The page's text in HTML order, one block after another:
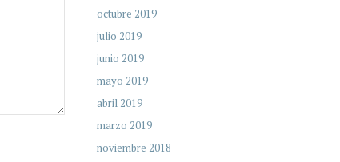
octubre 2019
julio 2019
junio 2019
mayo 2019
abril 2019
marzo 2019
noviembre 2018